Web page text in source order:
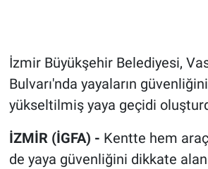
İzmir Büyükşehir Belediyesi,
Bulvarı'nda yayaların
yükseltilmiş yaya geçidi
İZMİR (İGFA) - Kentte hem
de yaya güvenliğini dikkate